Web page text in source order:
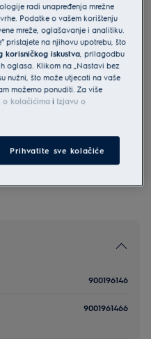
900196146
9001961466
radi unapređenja mrežne
Podatke o vašem korištenju
mreže, oglašavanje i analitiku.
pristajete na njihovu upotrebu, što
korisničkog iskustva, prilagodbu
oglasa. Klikom na „Nastavi bez
nužni, što može utjecati na vaše
možemo ponuditi. Za više
o kolačićima i Izjavu o
Prihvatite sve kolačiće